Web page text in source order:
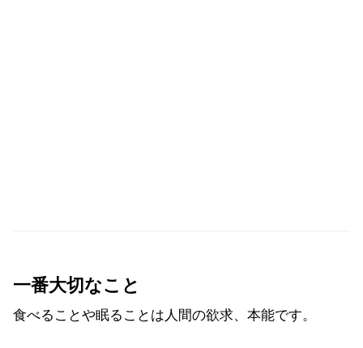
一番大切なこと
食べることや眠ることは人間の欲求、本能です。